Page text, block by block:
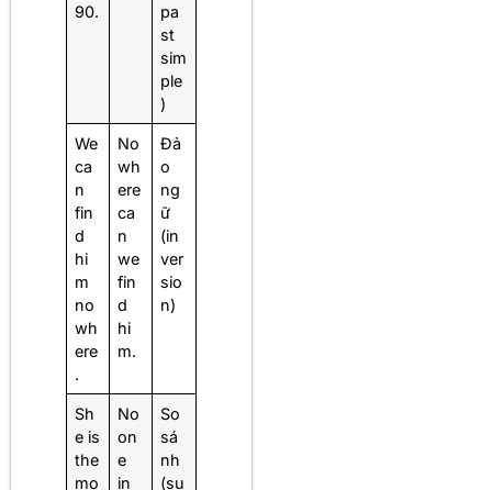
90.
pa
st
sim
ple
)
We
ca
n
fin
d
hi
m
no
wh
ere
.
No
wh
ere
ca
n
we
fin
d
hi
m.
Đả
o
ng
ữ
(in
ver
sio
n)
Sh
e is
the
mo
No
on
e
in
So
sá
nh
(su